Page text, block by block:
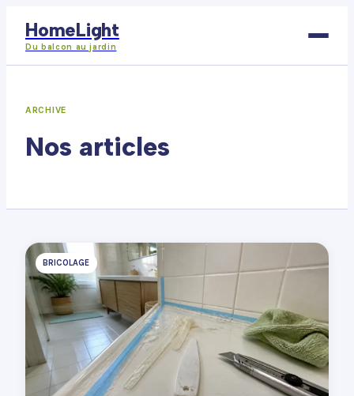
HomeLight
Du balcon au jardin
ARCHIVE
Nos articles
BRICOLAGE